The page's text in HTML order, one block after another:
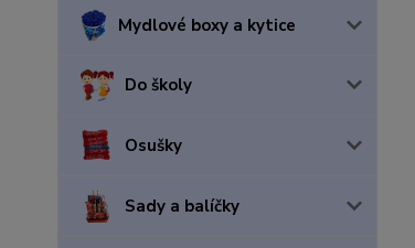
Mydlové boxy a kytice
Do školy
Osušky
Sady a balíčky